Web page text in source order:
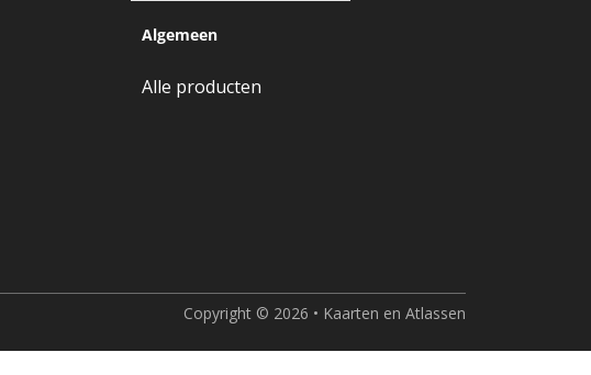
Algemeen
Alle producten
Copyright © 2026 • Kaarten en Atlassen